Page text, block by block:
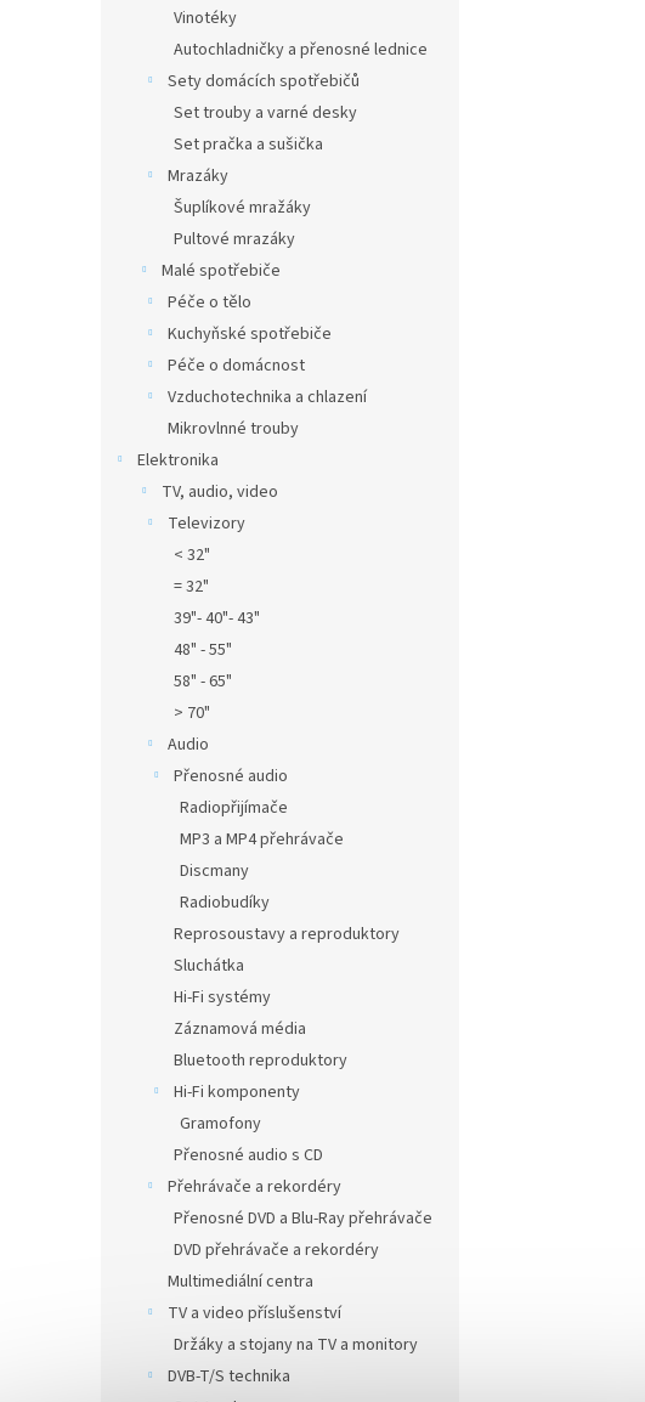
Vinotéky
Autochladničky a přenosné lednice
Sety domácích spotřebičů
Set trouby a varné desky
Set pračka a sušička
Mrazáky
Šuplíkové mražáky
Pultové mrazáky
Malé spotřebiče
Péče o tělo
Kuchyňské spotřebiče
Péče o domácnost
Vzduchotechnika a chlazení
Mikrovlnné trouby
Elektronika
TV, audio, video
Televizory
< 32"
= 32"
39"- 40"- 43"
48" - 55"
58" - 65"
> 70"
Audio
Přenosné audio
Radiopřijímače
MP3 a MP4 přehrávače
Discmany
Radiobudíky
Reprosoustavy a reproduktory
Sluchátka
Hi-Fi systémy
Záznamová média
Bluetooth reproduktory
Hi-Fi komponenty
Gramofony
Přenosné audio s CD
Přehrávače a rekordéry
Přenosné DVD a Blu-Ray přehrávače
DVD přehrávače a rekordéry
Multimediální centra
TV a video příslušenství
Držáky a stojany na TV a monitory
DVB-T/S technika